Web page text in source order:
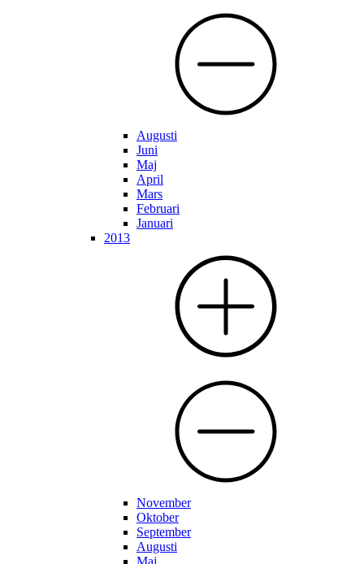
Augusti
Juni
Maj
April
Mars
Februari
Januari
2013
November
Oktober
September
Augusti
Maj